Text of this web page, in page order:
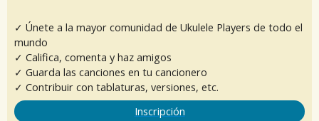
✓ Únete a la mayor comunidad de Ukulele Players de todo el
mundo
✓ Califica, comenta y haz amigos
✓ Guarda las canciones en tu cancionero
✓ Contribuir con tablaturas, versiones, etc.
Inscripción